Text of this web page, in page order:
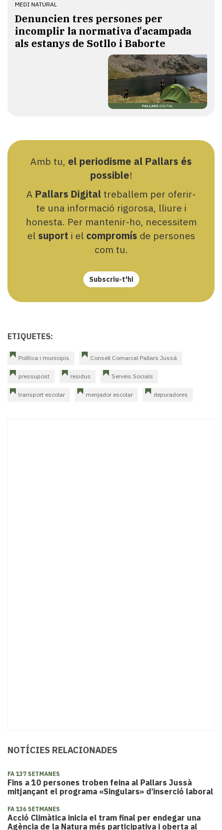
MEDI NATURAL
Denuncien tres persones per
incomplir la normativa d'acampada
als estanys de Sotllo i Baborte
Amb tu, el periodisme al Pallars és
possible!
A Pallars Digital treballem per oferir-
te una informació rigorosa, lliure i
honesta. Per mantenir-ho, necessitem
el suport i el compromís de persones
com tu.
Subscriu-t'hi
ETIQUETES:
Política i municipis Consell Comarcal Pallars Jussà
pressupost residus Serveis Socials
transport escolar menjador escolar depuradores
NOTÍCIES RELACIONADES
FA 137 SETMANES
Fins a 10 persones troben feina al Pallars Jussà
mitjançant el programa «Singulars» d’inserció laboral
FA 136 SETMANES
Acció Climàtica inicia el tram final per endegar una
Agència de la Natura més participativa i oberta al